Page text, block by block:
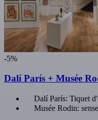
-5%
Dalí París + Musée
Dalí París: Tiquet
Musée Rodin: